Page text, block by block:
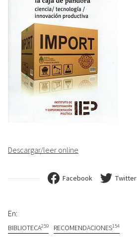
Descargar/leer online
Facebook Twitter
En:
BIBLIOTECA259 RECOMENDACIONES154